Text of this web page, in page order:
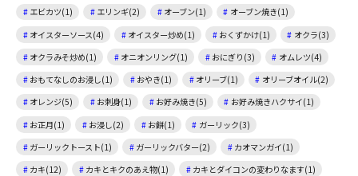
エビカツ(1)
エリンギ(2) オーブン(1)
オーブン焼き(1)
オイスターソース(4)
オイスター炒め(1) おくずかけ(1)
オクラ(3)
オクラみそ炒め(1)
オニオンリング(1) おにぎり(3)
オムレツ(4)
おもてなしのお浸し(1)
おやき(1) オリーブ(1)
オリーブオイル(2)
オレンジ(5)
お刺身(1) お好み焼き(5)
お好み焼きハクサイ(1)
お正月(1)
お浸し(2) お餅(1)
ガーリック(3)
ガーリックトースト(1)
ガーリックバター(2)
カオマンガイ(1)
カキ(12)
カキとキクのあえ物(1)
カキとダイコンの変わりなます(1)